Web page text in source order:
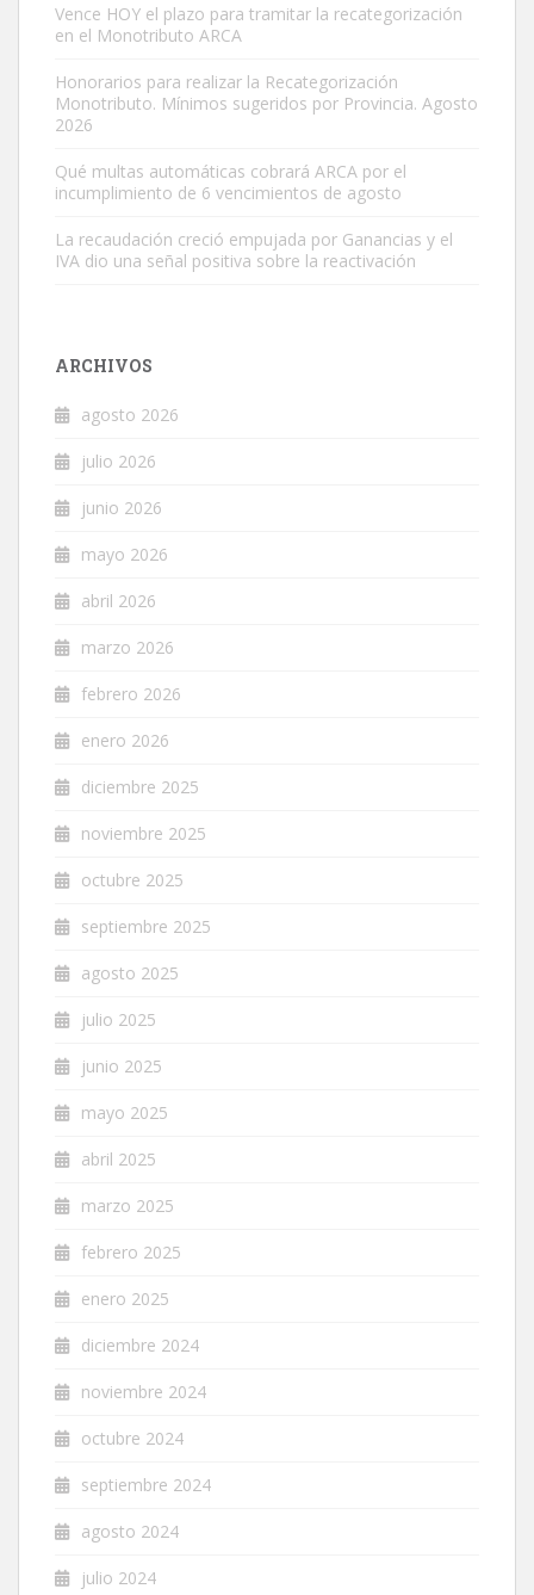
Vence HOY el plazo para tramitar la recategorización
en el Monotributo ARCA
Honorarios para realizar la Recategorización
Monotributo. Mínimos sugeridos por Provincia. Agosto
2026
Qué multas automáticas cobrará ARCA por el
incumplimiento de 6 vencimientos de agosto
La recaudación creció empujada por Ganancias y el
IVA dio una señal positiva sobre la reactivación
ARCHIVOS
agosto 2026
julio 2026
junio 2026
mayo 2026
abril 2026
marzo 2026
febrero 2026
enero 2026
diciembre 2025
noviembre 2025
octubre 2025
septiembre 2025
agosto 2025
julio 2025
junio 2025
mayo 2025
abril 2025
marzo 2025
febrero 2025
enero 2025
diciembre 2024
noviembre 2024
octubre 2024
septiembre 2024
agosto 2024
julio 2024